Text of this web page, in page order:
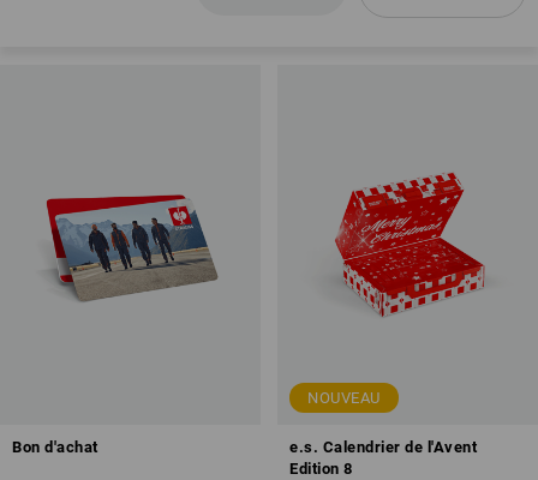
Bon d'achat
NOUVEAU
e.s. Calendrier de l'Avent
Edition 8